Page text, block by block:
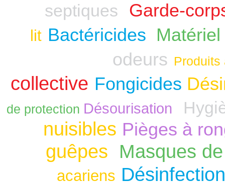
septiques Garde-
lit Bactéricides
odeurs Produits
collective Fongicides
de protection Désourisation
nuisibles Pièges à
guêpes Masques
acariens